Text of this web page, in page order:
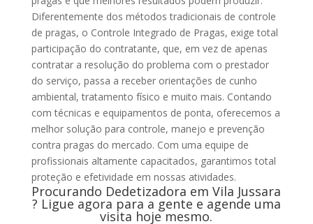
Diferentemente dos métodos tradicionais de controle
de pragas, o Controle Integrado de Pragas, exige total
participação do contratante, que, em vez de apenas
contratar a resolução do problema com o prestador
do serviço, passa a receber orientações de cunho
ambiental, tratamento físico e muito mais. Contando
com técnicas e equipamentos de ponta, oferecemos a
melhor solução para controle, manejo e prevenção
contra pragas do mercado. Com uma equipe de
profissionais altamente capacitados, garantimos total
proteção e efetividade em nossas atividades.
Procurando Dedetizadora em Vila Jussara
? Ligue agora para a gente e agende uma
visita hoje mesmo.